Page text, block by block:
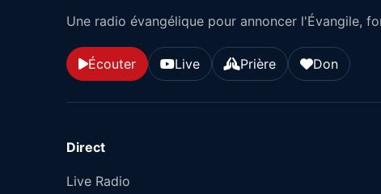
Une radio évangélique pour annoncer l'Évangile,
Écouter Live Prière Don
Direct
Live Radio